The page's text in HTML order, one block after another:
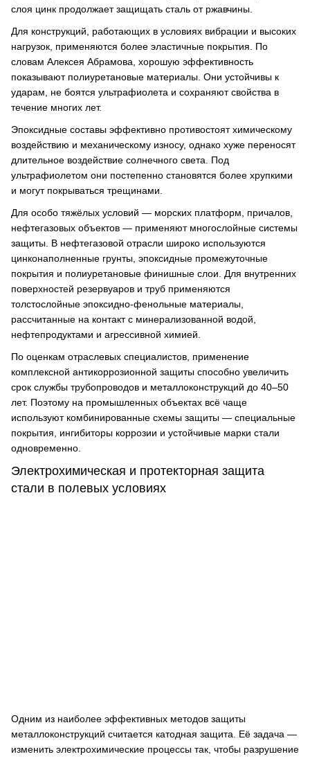
слоя цинк продолжает защищать сталь от ржавчины.
Для конструкций, работающих в условиях вибрации и высоких
нагрузок, применяются более эластичные покрытия. По
словам Алексея Абрамова, хорошую эффективность
показывают полиуретановые материалы. Они устойчивы к
ударам, не боятся ультрафиолета и сохраняют свойства в
течение многих лет.
Эпоксидные составы эффективно противостоят химическому
воздействию и механическому износу, однако хуже переносят
длительное воздействие солнечного света. Под
ультрафиолетом они постепенно становятся более хрупкими
и могут покрываться трещинами.
Для особо тяжёлых условий — морских платформ, причалов,
нефтегазовых объектов — применяют многослойные системы
защиты. В нефтегазовой отрасли широко используются
цинконаполненные грунты, эпоксидные промежуточные
покрытия и полиуретановые финишные слои. Для внутренних
поверхностей резервуаров и труб применяются
толстослойные эпоксидно-фенольные материалы,
рассчитанные на контакт с минерализованной водой,
нефтепродуктами и агрессивной химией.
По оценкам отраслевых специалистов, применение
комплексной антикоррозионной защиты способно увеличить
срок службы трубопроводов и металлоконструкций до 40–50
лет. Поэтому на промышленных объектах всё чаще
используют комбинированные схемы защиты — специальные
покрытия, ингибиторы коррозии и устойчивые марки стали
одновременно.
Электрохимическая и протекторная защита
стали в полевых условиях
Одним из наиболее эффективных методов защиты
металлоконструкций считается катодная защита. Её задача —
изменить электрохимические процессы так, чтобы разрушение